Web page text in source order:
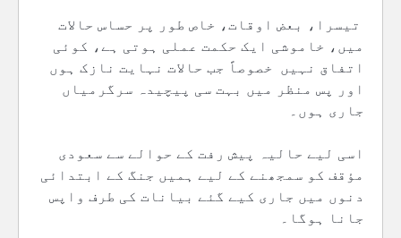
تیسرا، بعض اوقات، خاص طور پر حساس حالات
میں، خاموشی ایک حکمت عملی ہوتی ہے، کوئی
اتفاق نہیں خصوصاً جب حالات نہایت نازک ہوں
اور پس منظر میں بہت سی پیچیدہ سرگرمیاں
جاری ہوں۔
اسی لیے حالیہ پیش رفت کے حوالے سے سعودی
مؤقف کو سمجھنے کے لیے ہمیں جنگ کے ابتدائی
دنوں میں جاری کیے گئے بیانات کی طرف واپس
جانا ہوگا۔